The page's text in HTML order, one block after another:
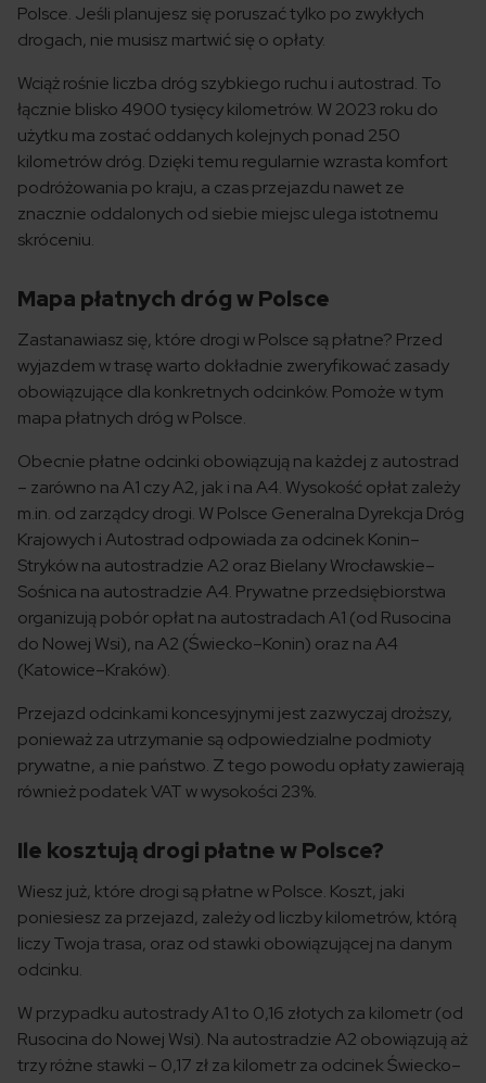
Polsce. Jeśli planujesz się poruszać tylko po zwykłych
drogach, nie musisz martwić się o opłaty.
Wciąż rośnie liczba dróg szybkiego ruchu i autostrad. To
łącznie blisko 4900 tysięcy kilometrów. W 2023 roku do
użytku ma zostać oddanych kolejnych ponad 250
kilometrów dróg. Dzięki temu regularnie wzrasta komfort
podróżowania po kraju, a czas przejazdu nawet ze
znacznie oddalonych od siebie miejsc ulega istotnemu
skróceniu.
Mapa płatnych dróg w Polsce
Zastanawiasz się, które drogi w Polsce są płatne? Przed
wyjazdem w trasę warto dokładnie zweryfikować zasady
obowiązujące dla konkretnych odcinków. Pomoże w tym
mapa płatnych dróg w Polsce.
Obecnie płatne odcinki obowiązują na każdej z autostrad
– zarówno na A1 czy A2, jak i na A4. Wysokość opłat zależy
m.in. od zarządcy drogi. W Polsce Generalna Dyrekcja Dróg
Krajowych i Autostrad odpowiada za odcinek Konin–
Stryków na autostradzie A2 oraz Bielany Wrocławskie–
Sośnica na autostradzie A4. Prywatne przedsiębiorstwa
organizują pobór opłat na autostradach A1 (od Rusocina
do Nowej Wsi), na A2 (Świecko–Konin) oraz na A4
(Katowice–Kraków).
Przejazd odcinkami koncesyjnymi jest zazwyczaj droższy,
ponieważ za utrzymanie są odpowiedzialne podmioty
prywatne, a nie państwo. Z tego powodu opłaty zawierają
również podatek VAT w wysokości 23%.
Ile kosztują drogi płatne w Polsce?
Wiesz już, które drogi są płatne w Polsce. Koszt, jaki
poniesiesz za przejazd, zależy od liczby kilometrów, którą
liczy Twoja trasa, oraz od stawki obowiązującej na danym
odcinku.
W przypadku autostrady A1 to 0,16 złotych za kilometr (od
Rusocina do Nowej Wsi). Na autostradzie A2 obowiązują aż
trzy różne stawki – 0,17 zł za kilometr za odcinek Świecko–